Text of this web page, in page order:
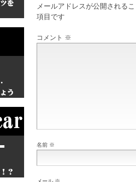
メールアドレスが公開される
項目です
コメント ※
名前 ※